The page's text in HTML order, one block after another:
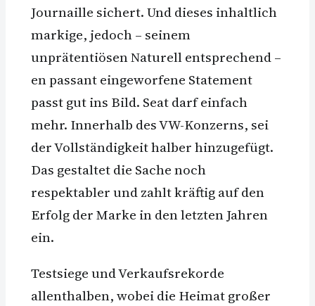
Journaille sichert. Und dieses inhaltlich
markige, jedoch – seinem
unprätentiösen Naturell entsprechend –
en passant eingeworfene Statement
passt gut ins Bild. Seat darf einfach
mehr. Innerhalb des VW-Konzerns, sei
der Vollständigkeit halber hinzugefügt.
Das gestaltet die Sache noch
respektabler und zahlt kräftig auf den
Erfolg der Marke in den letzten Jahren
ein.
Testsiege und Verkaufsrekorde
allenthalben, wobei die Heimat großer